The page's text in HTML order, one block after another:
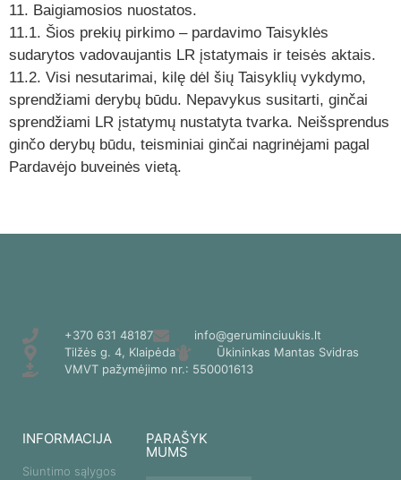
11. Baigiamosios nuostatos.
11.1. Šios prekių pirkimo – pardavimo Taisyklės
sudarytos vadovaujantis LR įstatymais ir teisės aktais.
11.2. Visi nesutarimai, kilę dėl šių Taisyklių vykdymo,
sprendžiami derybų būdu. Nepavykus susitarti, ginčai
sprendžiami LR įstatymų nustatyta tvarka. Neišsprendus
ginčo derybų būdu, teisminiai ginčai nagrinėjami pagal
Pardavėjo buveinės vietą.
+370 631 48187
info@geruminciuukis.lt
Tilžės g. 4, Klaipėda
Ūkininkas Mantas Svidras
VMVT pažymėjimo nr.: 550001613
INFORMACIJA
Siuntimo sąlygos
PARAŠYK
MUMS